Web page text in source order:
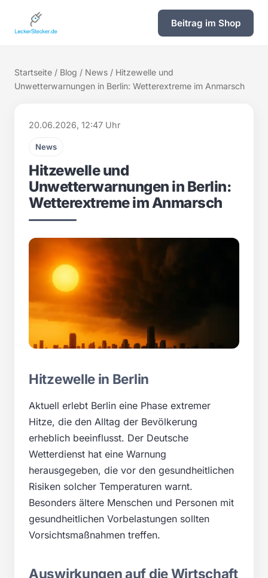
Beitrag im Shop
Startseite / Blog / News / Hitzewelle und
Unwetterwarnungen in Berlin: Wetterextreme im Anmarsch
20.06.2026, 12:47 Uhr
News
Hitzewelle und
Unwetterwarnungen in Berlin:
Wetterextreme im Anmarsch
Hitzewelle in Berlin
Aktuell erlebt Berlin eine Phase extremer
Hitze, die den Alltag der Bevölkerung
erheblich beeinflusst. Der Deutsche
Wetterdienst hat eine Warnung
herausgegeben, die vor den gesundheitlichen
Risiken solcher Temperaturen warnt.
Besonders ältere Menschen und Personen mit
gesundheitlichen Vorbelastungen sollten
Vorsichtsmaßnahmen treffen.
Auswirkungen auf die Wirtschaft